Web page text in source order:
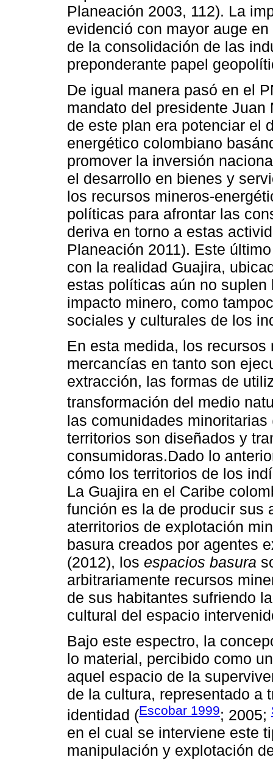
Planeación 2003, 112). La
evidenció con mayor auge
de la consolidación de las
preponderante papel
De igual manera pasó en el
mandato del presidente
de este plan era potenciar el
energético colombiano
promover la inversión
el desarrollo en bienes y
los recursos mineros-
políticas para afrontar las
deriva en torno a estas
Planeación 2011). Este
con la realidad Guajira,
estas políticas aún no
impacto minero, como
sociales y culturales de los
En esta medida, los
mercancías en tanto son
extracción, las formas de
transformación del medio
las comunidades
territorios son diseñados y
consumidoras.Dado lo
cómo los territorios de los
La Guajira en el Caribe
función es la de producir sus
aterritorios de explotación
basura creados por agentes
(2012), los espacios basura
arbitrariamente recursos
de sus habitantes sufriendo
cultural del espacio
Bajo este espectro, la
lo material, percibido como
aquel espacio de la
de la cultura, representado a
identidad (Escobar 1999; 2005;
en el cual se interviene este
manipulación y explotación